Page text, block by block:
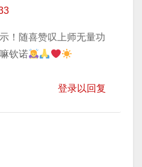
！随喜赞叹上师无量功
钦诺
登录以回复